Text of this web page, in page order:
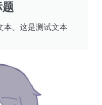
题
本。这是测试文本